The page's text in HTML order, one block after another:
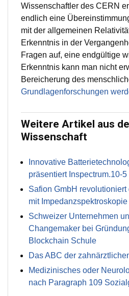
Wissenschaftler des CERN
endlich eine
mit der allgemeinen
Erkenntnis in der
Fragen auf, eine endgültige
Erkenntnis kann man nicht
Bereicherung des
Grundlagenforschungen
Weitere Artikel aus
Wissenschaft
Innovative
präsentiert Inspectrum.10-5
Safion GmbH
mit Impedanzspektroskopie
Schweizer Unternehmen
Changemaker bei
Blockchain Schule
Das ABC der
Medizinisches oder
nach Paragraph 109